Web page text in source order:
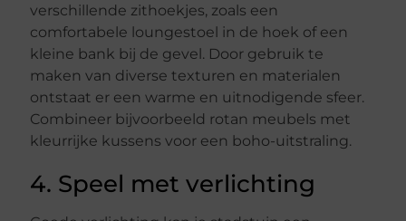
verschillende zithoekjes, zoals een
comfortabele loungestoel in de hoek of een
kleine bank bij de gevel. Door gebruik te
maken van diverse texturen en materialen
ontstaat er een warme en uitnodigende sfeer.
Combineer bijvoorbeeld rotan meubels met
kleurrijke kussens voor een boho-uitstraling.
4. Speel met verlichting